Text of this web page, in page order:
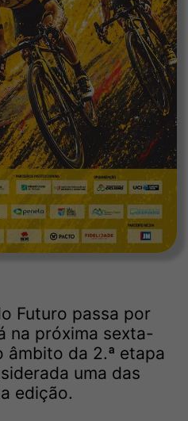
Futuro passa por
na próxima sexta-
âmbito da 2.ª etapa
uma das
edição.